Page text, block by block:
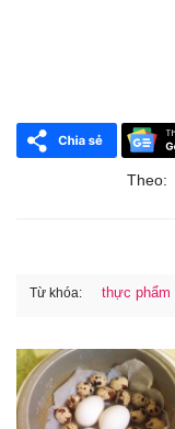
Theo:
Từ khóa: thực phẩm